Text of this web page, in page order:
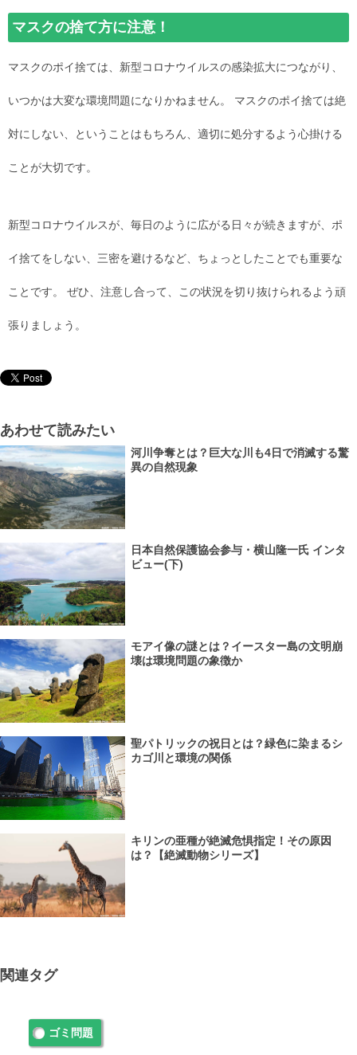
マスクの捨て方に注意！
マスクのポイ捨ては、新型コロナウイルスの感染拡大につながり、
いつかは大変な環境問題になりかねません。 マスクのポイ捨ては絶
対にしない、ということはもちろん、適切に処分するよう心掛ける
ことが大切です。
新型コロナウイルスが、毎日のように広がる日々が続きますが、ポ
イ捨てをしない、三密を避けるなど、ちょっとしたことでも重要な
ことです。 ぜひ、注意し合って、この状況を切り抜けられるよう頑
張りましょう。
あわせて読みたい
河川争奪とは？巨大な川も4日で消滅する驚
異の自然現象
日本自然保護協会参与・横山隆一氏 インタ
ビュー(下)
モアイ像の謎とは？イースター島の文明崩
壊は環境問題の象徴か
聖パトリックの祝日とは？緑色に染まるシ
カゴ川と環境の関係
キリンの亜種が絶滅危惧指定！その原因
は？【絶滅動物シリーズ】
関連タグ
ゴミ問題